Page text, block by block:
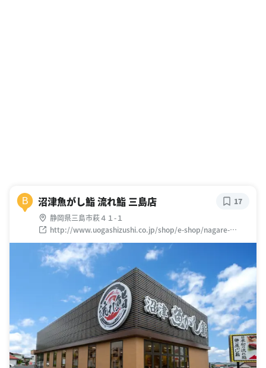
B 沼津魚がし鮨 流れ鮨 三島店
静岡県三島市萩４１-１
http://www.uogashizushi.co.jp/shop/e-shop/nagare-
mishima/
17